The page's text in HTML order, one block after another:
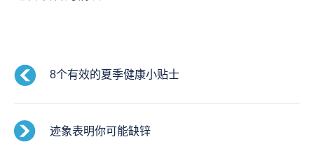
8个有效的夏季健康小贴士
迹象表明你可能缺锌